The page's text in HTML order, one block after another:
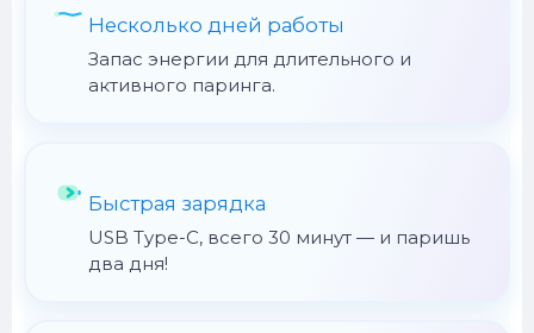
Несколько дней работы
Запас энергии для длительного и
активного паринга.
Быстрая зарядка
USB Type-C, всего 30 минут — и паришь
два дня!